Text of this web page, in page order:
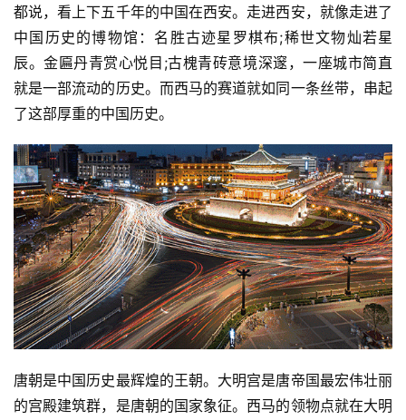
都说，看上下五千年的中国在西安。走进西安，就像走进了
中国历史的博物馆：名胜古迹星罗棋布;稀世文物灿若星
辰。金匾丹青赏心悦目;古槐青砖意境深邃，一座城市简直
就是一部流动的历史。而西马的赛道就如同一条丝带，串起
了这部厚重的中国历史。
唐朝是中国历史最辉煌的王朝。大明宫是唐帝国最宏伟壮丽
的宫殿建筑群，是唐朝的国家象征。西马的领物点就在大明